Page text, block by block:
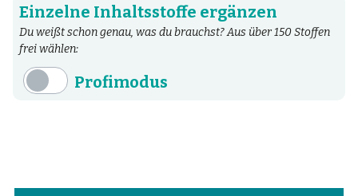
Einzelne Inhaltsstoffe ergänzen
Du weißt schon genau, was du brauchst? Aus über 150 Stoffen
frei wählen:
Profimodus